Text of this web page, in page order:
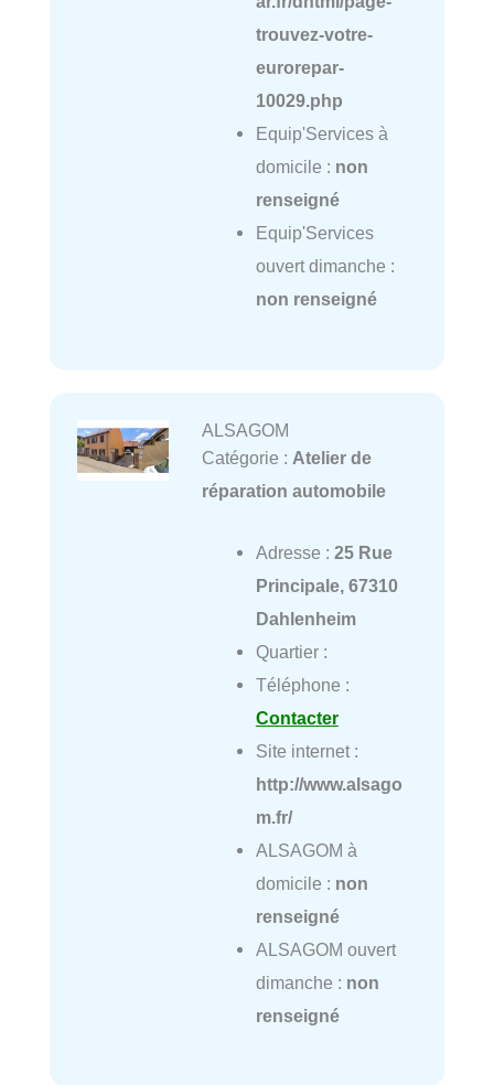
trouvez-votre-
eurorepar-
10029.php
Equip'Services à
domicile : non
renseigné
Equip'Services
ouvert dimanche :
non renseigné
ALSAGOM
Catégorie : Atelier de
réparation automobile
Adresse : 25 Rue
Principale, 67310
Dahlenheim
Quartier :
Téléphone :
Contacter
Site internet :
http://www.alsago
m.fr/
ALSAGOM à
domicile : non
renseigné
ALSAGOM ouvert
dimanche : non
renseigné